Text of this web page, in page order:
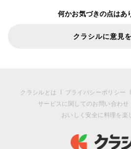
何かお気づきの点はあ
クラシルに意見
クラシルとは プライバシーポリシー
サービスに関してのお問い合わせ
おいしく安全に料理を楽